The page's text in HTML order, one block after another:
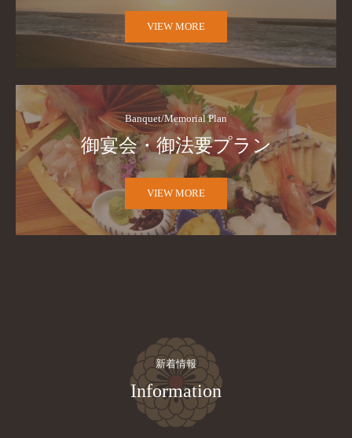
VIEW MORE
Banquet/Memorial Plan
御宴会・御法要プラン
VIEW MORE
新着情報
Information